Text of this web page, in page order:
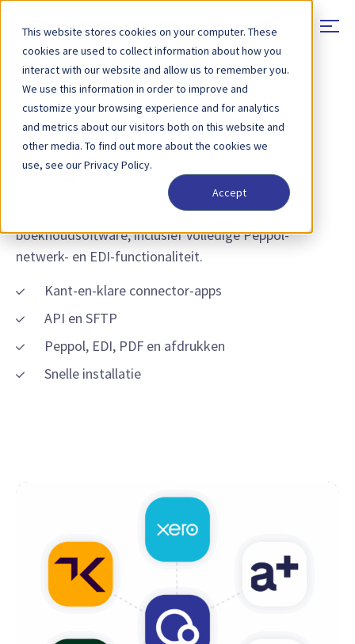
This website stores cookies on your computer. These
cookies are used to collect information about how you
interact with our website and allow us to remember you.
We use this information in order to improve and
customize your browsing experience and for analytics
and metrics about our visitors both on this website and
other media. To find out more about the cookies we
use, see our Privacy Policy.
Accept
FUNCTIE - INTEGRATIES
Peppol- en EDI-
integraties
Integreer zakelijke berichtfuncties in uw ERP- of
boekhoudsoftware, inclusief volledige Peppol-
netwerk- en EDI-functionaliteit.
Kant-en-klare connector-apps
API en SFTP
Peppol, EDI, PDF en afdrukken
Snelle installatie